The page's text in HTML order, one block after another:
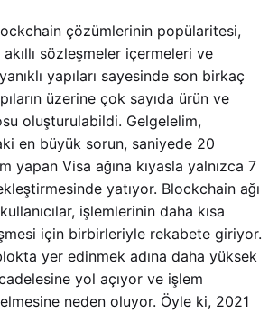
çözümlerinin popülaritesi,
sözleşmeler içermeleri ve
yapıları sayesinde son birkaç
üzerine çok sayıda ürün ve
oluşturulabildi. Gelgelelim,
en büyük sorun, saniyede 20
yapan Visa ağına kıyasla yalnızca 7
yatıyor. Blockchain ağı
işlemlerinin daha kısa
için birbirleriyle rekabete giriyor.
yer edinmek adına daha yüksek
yol açıyor ve işlem
neden oluyor. Öyle ki, 2021